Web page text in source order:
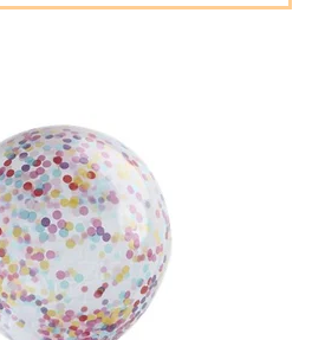
1ks v balení velkost cca 90cm, aby
balona treba pouzit specialny gel